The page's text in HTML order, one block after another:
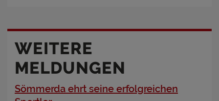
WEITERE
MELDUNGEN
Sömmerda ehrt seine erfolgreichen